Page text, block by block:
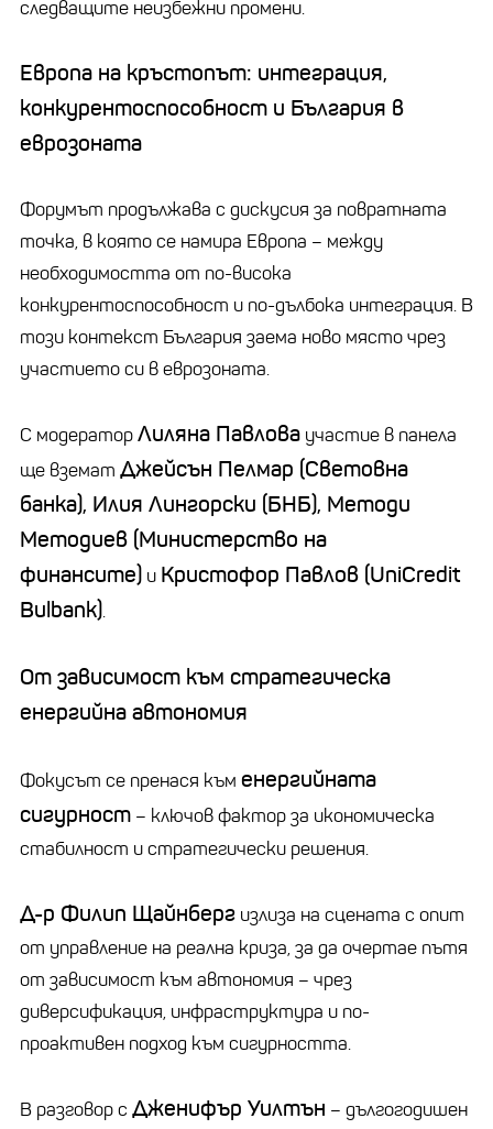
следващите неизбежни промени.
Европа на кръстопът: интеграция,
конкурентоспособност и България в
еврозоната
Форумът продължава с дискусия за повратната
точка, в която се намира Европа – между
необходимостта от по-висока
конкурентоспособност и по-дълбока интеграция. В
този контекст България заема ново място чрез
участието си в еврозоната.
С модераторЛиляна Павлова участие в панела
ще вземат Джейсън Пелмар (Световна
банка), Илия Лингорски (БНБ), Методи
Методиев (Министерство на
финансите) и Кристофор Павлов (UniCredit
Bulbank).
От зависимост към стратегическа
енергийна автономия
Фокусът се пренася към енергийната
сигурност – ключов фактор за икономическа
стабилност и стратегически решения.
Д-р Филип Щайнберг излиза на сцената с опит
от управление на реална криза, за да очертае пътя
от зависимост към автономия – чрез
диверсификация, инфраструктура и по-
проактивен подход към сигурността.
В разговор с Дженифър Уилтън – дългогодишен